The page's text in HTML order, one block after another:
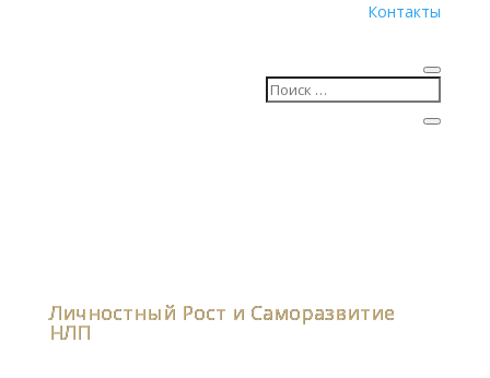
Контакты
Личностный Рост и Саморазвитие
НЛП